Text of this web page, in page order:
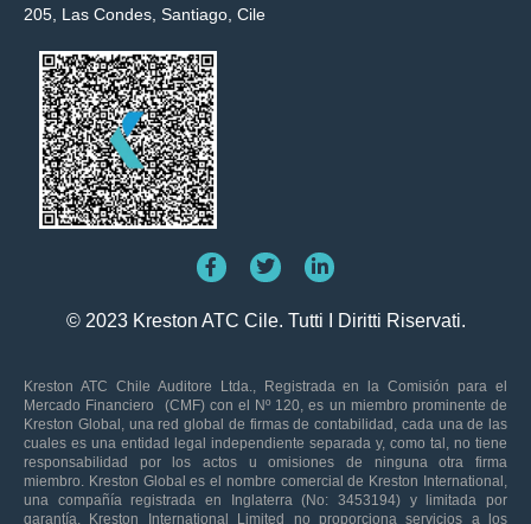
© 2023 Kreston ATC Cile. Tutti I Diritti Riservati.
205, Las Condes, Santiago, Cile
Kreston ATC Chile Auditore Ltda., Registrada en la Comisión para el
Mercado Financiero (CMF) con el Nº 120, es un miembro prominente de
Kreston Global, una red global de firmas de contabilidad, cada una de las
cuales es una entidad legal independiente separada y, como tal, no tiene
responsabilidad por los actos u omisiones de ninguna otra firma
miembro. Kreston Global es el nombre comercial de Kreston International,
una compañía registrada en Inglaterra (No: 3453194) y limitada por
garantía. Kreston International Limited no proporciona servicios a los